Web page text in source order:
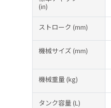
(in)
ストローク (mm)
機械サイズ(mm)
機械重量(kg)
タンク容量(L)